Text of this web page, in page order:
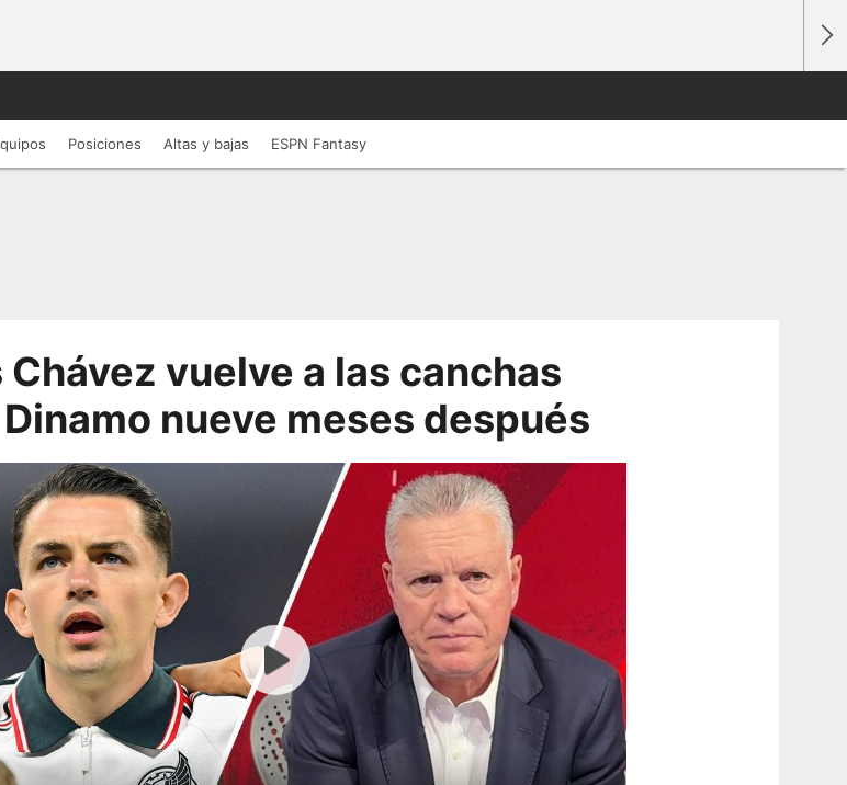
Posiciones Altas y bajas ESPN Fantasy
Chávez vuelve a las canchas
nueve meses después